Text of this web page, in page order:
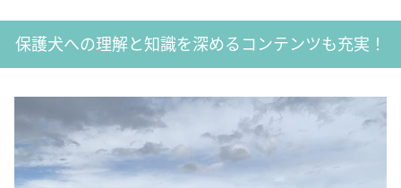
保護犬への理解と知識を深めるコンテンツも充実！